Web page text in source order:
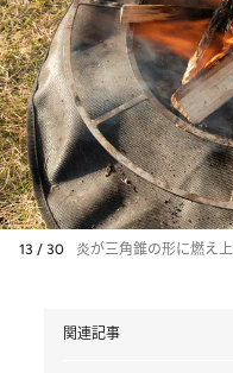
13 / 30 炎が三角錐の形に燃え
関連記事